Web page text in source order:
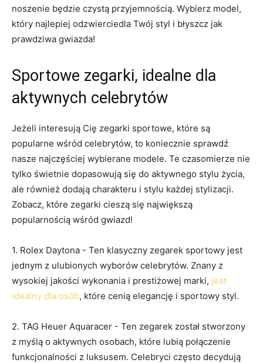
noszenie będzie ⁤czystą przyjemnością. Wybierz model,
który⁣ najlepiej odzwierciedla Twój styl i błyszcz ⁢jak ​
prawdziwa ‌gwiazda!
Sportowe zegarki, idealne dla⁣
aktywnych ‍celebrytów
Jeżeli ⁢interesują ⁣Cię ⁢zegarki ⁢sportowe, które‌ są
⁤popularne wśród celebrytów, to koniecznie⁣ sprawdź
⁤nasze ​najczęściej wybierane‍ modele. Te czasomierze ⁤nie
tylko świetnie dopasowują się do⁢ aktywnego stylu życia,
ale również dodają charakteru i stylu każdej stylizacji.
Zobacz,⁣ które zegarki cieszą się największą
popularnością wśród gwiazd!
1. Rolex ‍Daytona -‌ Ten klasyczny ⁣zegarek sportowy jest
‌jednym ​z ulubionych wyborów celebrytów.​ Znany ‌z
wysokiej jakości wykonania i prestiżowej marki, ‌ jest
idealny dla osób, które ​cenią elegancję i⁤ sportowy styl.
2.⁣ TAG Heuer Aquaracer ⁣- Ten zegarek został stworzony
z myślą o aktywnych osobach, które‌ lubią połączenie
funkcjonalności‍ z luksusem.​ Celebryci często decydują